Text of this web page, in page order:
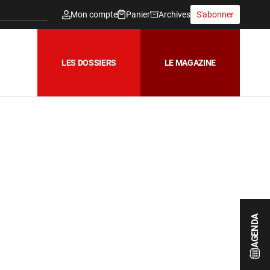
AGENDA
Mon compte Panier Archives S'abonner
LES DOSSIERS LE MAGAZINE